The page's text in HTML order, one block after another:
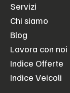
Servizi
Chi siamo
Blog
Lavora con noi
Indice Offerte
Indice Veicoli